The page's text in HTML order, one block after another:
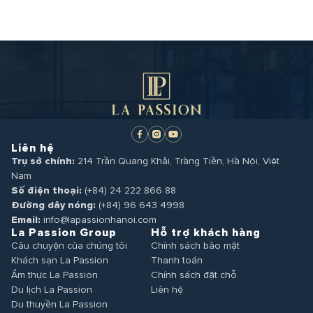
Liên hệ
Trụ sở chính: 214 Trần Quang Khải, Tràng Tiền, Hà Nội, Việt
Nam
Số điện thoại: (+84) 24 222 866 88
Đường dây nóng: (+84) 96 643 4998
Email: info@lapassionhanoi.com
La Passion Group
Câu chuyện của chúng tôi
Khách sạn La Passion
Ẩm thực La Passion
Du lịch La Passion
Du thuyền La Passion
Hỗ trợ khách hàng
Chính sách bảo mật
Thanh toán
Chính sách đặt chỗ
Liên hệ